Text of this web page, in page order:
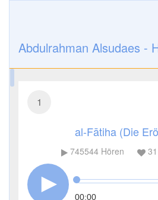
Abdulrahman Alsudaes -
1
al-Fātiha (Die
745544Hören 31
00:00